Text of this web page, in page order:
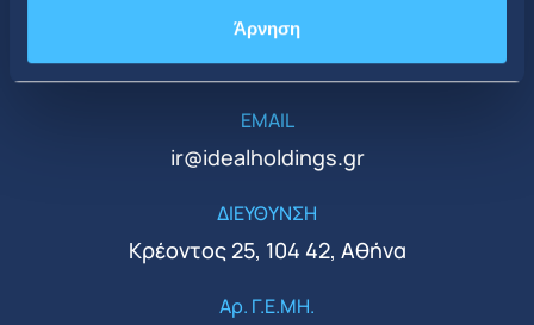
Άρνηση
ΤΗΛΕΦΩΝΟ
+30 210 51 93 500
EMAIL
ir@idealholdings.gr
ΔΙΕΥΘΥΝΣΗ
Κρέοντος 25, 104 42, Αθήνα
Αρ. Γ.Ε.ΜΗ.